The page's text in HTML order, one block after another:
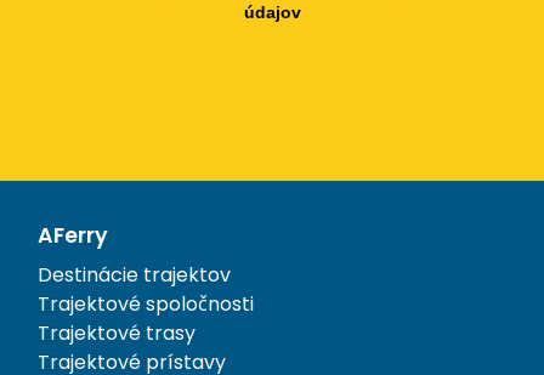
údajov
AFerry
Destinácie trajektov
Trajektové spoločnosti
Trajektové trasy
Trajektové prístavy